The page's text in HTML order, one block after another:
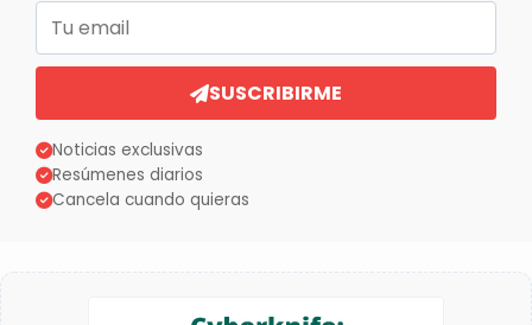
Correo electrónico
SUSCRIBIRME
Noticias exclusivas
Resúmenes diarios
Cancela cuando quieras